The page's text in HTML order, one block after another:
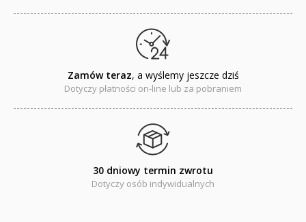
Komiksy
Naklejki
QUIZY I ŁAMIGŁÓWKI NA WAKACJE -35%
PROMOCJA ZESTAWY STARTOWE KAKADU
Zamów teraz, a wyślemy jeszcze dziś
Dotyczy płatności on-line lub za pobraniem
30 dniowy termin zwrotu
Dotyczy osób indywidualnych